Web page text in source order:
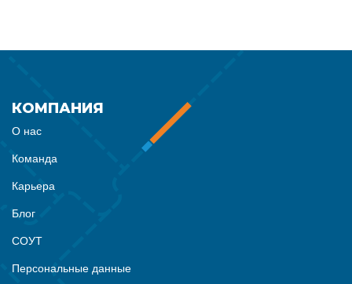
КОМПАНИЯ
О нас
Команда
Карьера
Блог
СОУТ
Персональные данные